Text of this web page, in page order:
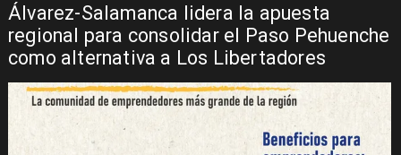
Álvarez-Salamanca lidera la apuesta
regional para consolidar el Paso Pehuenche
como alternativa a Los Libertadores